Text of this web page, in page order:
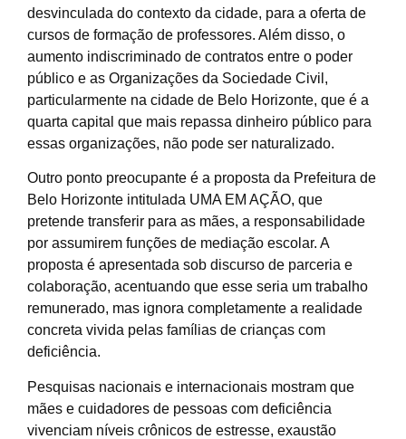
desvinculada do contexto da cidade, para a oferta de
cursos de formação de professores. Além disso, o
aumento indiscriminado de contratos entre o poder
público e as Organizações da Sociedade Civil,
particularmente na cidade de Belo Horizonte, que é a
quarta capital que mais repassa dinheiro público para
essas organizações, não pode ser naturalizado.
Outro ponto preocupante é a proposta da Prefeitura de
Belo Horizonte intitulada UMA EM AÇÃO, que
pretende transferir para as mães, a responsabilidade
por assumirem funções de mediação escolar. A
proposta é apresentada sob discurso de parceria e
colaboração, acentuando que esse seria um trabalho
remunerado, mas ignora completamente a realidade
concreta vivida pelas famílias de crianças com
deficiência.
Pesquisas nacionais e internacionais mostram que
mães e cuidadores de pessoas com deficiência
vivenciam níveis crônicos de estresse, exaustão